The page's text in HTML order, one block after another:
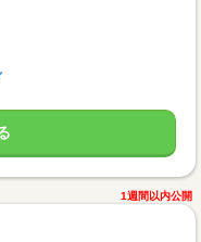
1週間以内公開